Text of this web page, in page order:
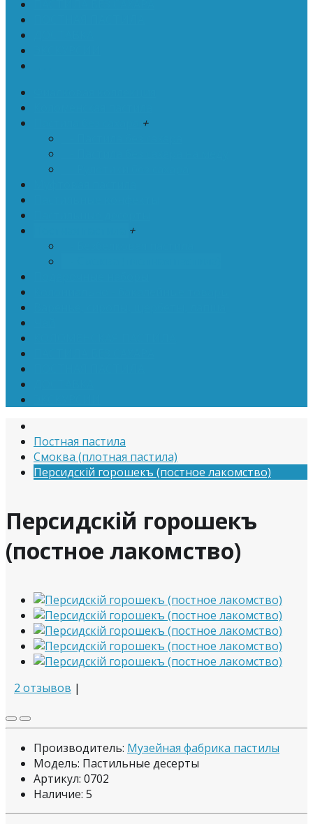
+
+
Постная пастила
Смоква (плотная пастила)
Персидскiй горошекъ (постное лакомство)
Персидскiй горошекъ
(постное лакомство)
2 отзывов |
Производитель: Музейная фабрика пастилы
Модель: Пастильные десерты
Артикул: 0702
Наличие: 5